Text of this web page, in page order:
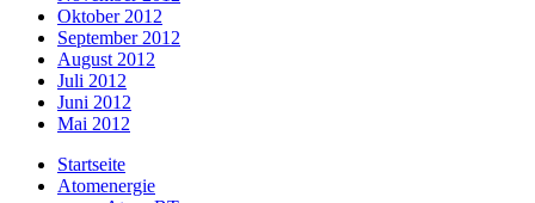
Oktober 2012
September 2012
August 2012
Juli 2012
Juni 2012
Mai 2012
Startseite
Atomenergie